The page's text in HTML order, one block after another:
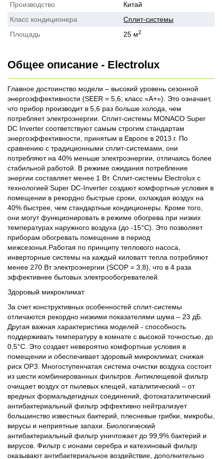
Производство
Китай
Класс кондиционера
Сплит-системы
Площадь
25 м2
Общее описание - Electrolux
Главное достоинство модели – высокий уровень сезонной
энергоэффективности (SEER = 5,6; класс «А+»). Это означает,
что прибор производит в 5,6 раз больше холода, чем
потребляет электроэнергии. Сплит-системы MONACO Super
DC Inverter соответствуют самым строгим стандартам
энергоэффективности, принятым в Европе в 2013 г. По
сравнению с традиционными сплит-системами, они
потребляют на 40% меньше электроэнергии, отличаясь более
стабильной работой. В режиме ожидания потребление
энергии составляет менее 1 Вт. Сплит-системы Eleсtrolux с
технологией Super DC-Inverter создают комфортные условия в
помещении в рекордно быстрые сроки, охлаждая воздух на
40% быстрее, чем стандартные кондиционеры. Кроме того,
они могут функционировать в режиме обогрева при низких
температурах наружного воздуха (до -15°С). Это позволяет
приборам обогревать помещение в период
межсезонья.Работая по принципу теплового насоса,
инверторные системы на каждый киловатт тепла потребляют
менее 270 Вт электроэнергии (SCOP = 3,8), что в 4 раза
эффективнее бытовых электрообогревателей.
Здоровый микроклимат
За счет конструктивных особенностей сплит-системы
отличаются рекордно низкими показателями шума – 23 дБ.
Другая важная характеристика моделей - способность
поддерживать температуру в комнате с высокой точностью, до
0,5°С. Это создает невероятно комфортные условия в
помещении и обеспечивает здоровый микроклимат, снижая
риск ОРЗ. Многоступенчатая система очистки воздуха состоит
из шести комбинированных фильтров. Антиклещевой фильтр
очищает воздух от пылевых клещей, каталитический – от
вредных формальдегидных соединений, фотокаталитический
антибактериальный фильтр эффективно нейтрализует
большинство известных бактерий, плесневые грибки, микробы,
вирусы и неприятные запахи. Биологический
антибактериальный фильтр уничтожает до 99,9% бактерий и
вирусов. Фильтр с ионами серебра и катехиновый фильтр
оказывают антибактериальное воздействие, дополнительно